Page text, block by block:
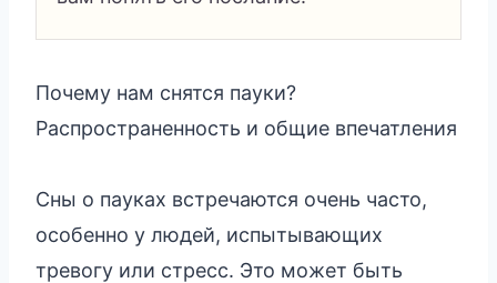
Почему нам снятся пауки?
Распространенность и общие впечатления
Сны о пауках встречаются очень часто,
особенно у людей, испытывающих
тревогу или стресс. Это может быть